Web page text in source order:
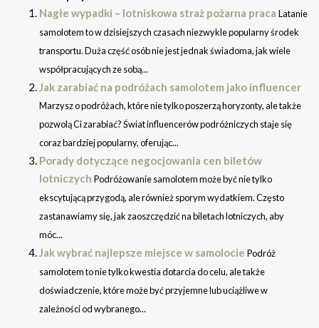
Nagłe wypadki – lotniskowa straż pożarna praca Latanie
samolotem to w dzisiejszych czasach niezwykle popularny środek
transportu. Duża część osób nie jest jednak świadoma, jak wiele
współpracujących ze sobą...
Jak zarabiać na podróżach samolotem jako influencer
Marzysz o podróżach, które nie tylko poszerzą horyzonty, ale także
pozwolą Ci zarabiać? Świat influencerów podróżniczych staje się
coraz bardziej popularny, oferując...
Porady dotyczące negocjowania cen biletów
lotniczych Podróżowanie samolotem może być nie tylko
ekscytującą przygodą, ale również sporym wydatkiem. Często
zastanawiamy się, jak zaoszczędzić na biletach lotniczych, aby
móc...
Jak wybrać najlepsze miejsce w samolocie Podróż
samolotem to nie tylko kwestia dotarcia do celu, ale także
doświadczenie, które może być przyjemne lub uciążliwe w
zależności od wybranego...